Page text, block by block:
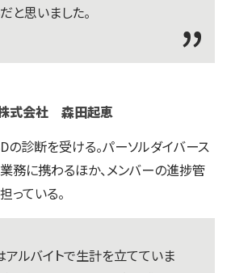
と思いました。
式会社 森田起恵
の診断を受ける。パーソルダイバース
務に携わるほか、メンバーの進捗管
ている。
ルバイトで生計を立てていま